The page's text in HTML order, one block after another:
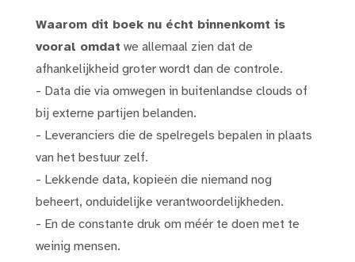
Waarom dit boek nu écht binnenkomt is
vooral omdat we allemaal zien dat de
afhankelijkheid groter wordt dan de controle.
- Data die via omwegen in buitenlandse clouds of
bij externe partijen belanden.
- Leveranciers die de spelregels bepalen in plaats
van het bestuur zelf.
- Lekkende data, kopieën die niemand nog
beheert, onduidelijke verantwoordelijkheden.
- En de constante druk om méér te doen met te
weinig mensen.